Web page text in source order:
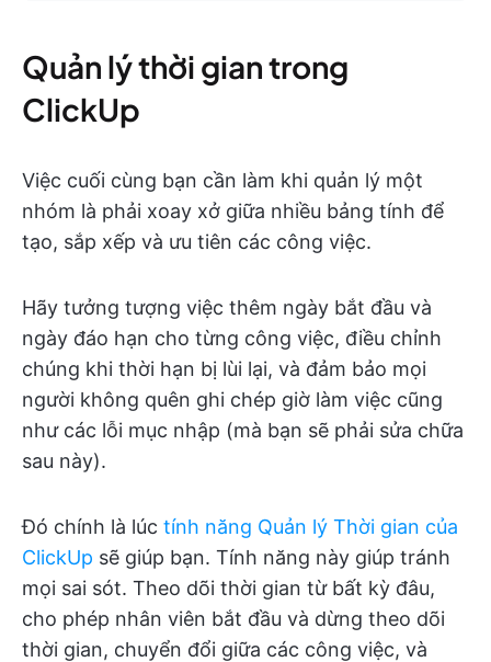
Quản lý thời gian trong
ClickUp
Việc cuối cùng bạn cần làm khi quản lý một
nhóm là phải xoay xở giữa nhiều bảng tính để
tạo, sắp xếp và ưu tiên các công việc.
Hãy tưởng tượng việc thêm ngày bắt đầu và
ngày đáo hạn cho từng công việc, điều chỉnh
chúng khi thời hạn bị lùi lại, và đảm bảo mọi
người không quên ghi chép giờ làm việc cũng
như các lỗi mục nhập (mà bạn sẽ phải sửa chữa
sau này).
Đó chính là lúc tính năng Quản lý Thời gian của
ClickUp sẽ giúp bạn. Tính năng này giúp tránh
mọi sai sót. Theo dõi thời gian từ bất kỳ đâu,
cho phép nhân viên bắt đầu và dừng theo dõi
thời gian, chuyển đổi giữa các công việc, và